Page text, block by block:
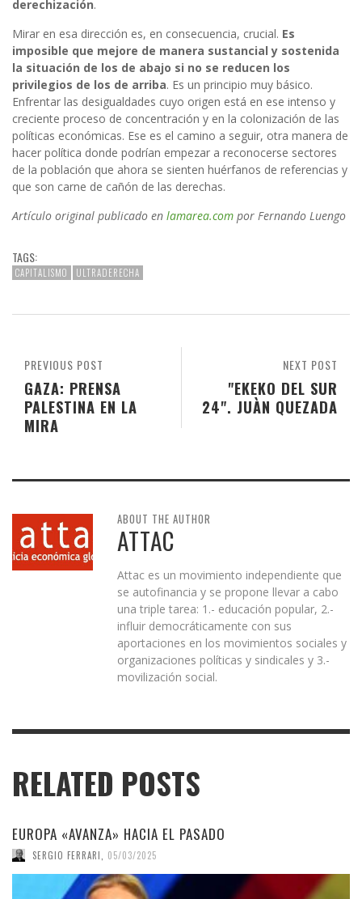
derechización.
Mirar en esa dirección es, en consecuencia, crucial. Es
imposible que mejore de manera sustancial y sostenida
la situación de los de abajo si no se reducen los
privilegios de los de arriba. Es un principio muy básico.
Enfrentar las desigualdades cuyo origen está en ese intenso y
creciente proceso de concentración y en la colonización de las
políticas económicas. Ese es el camino a seguir, otra manera de
hacer política donde podrían empezar a reconocerse sectores
de la población que ahora se sienten huérfanos de referencias y
que son carne de cañón de las derechas.
Artículo original publicado en lamarea.com por Fernando Luengo
TAGS:
CAPITALISMO ULTRADERECHA
NEXT POST
"EKEKO DEL SUR
24". JUÀN QUEZADA
PREVIOUS POST
GAZA: PRENSA
PALESTINA EN LA
MIRA
ABOUT THE AUTHOR
ATTAC
Attac es un movimiento independiente que
se autofinancia y se propone llevar a cabo
una triple tarea: 1.- educación popular, 2.-
influir democráticamente con sus
aportaciones en los movimientos sociales y
organizaciones políticas y sindicales y 3.-
movilización social.
RELATED POSTS
EUROPA «AVANZA» HACIA EL PASADO
SERGIO FERRARI 05/03/2025